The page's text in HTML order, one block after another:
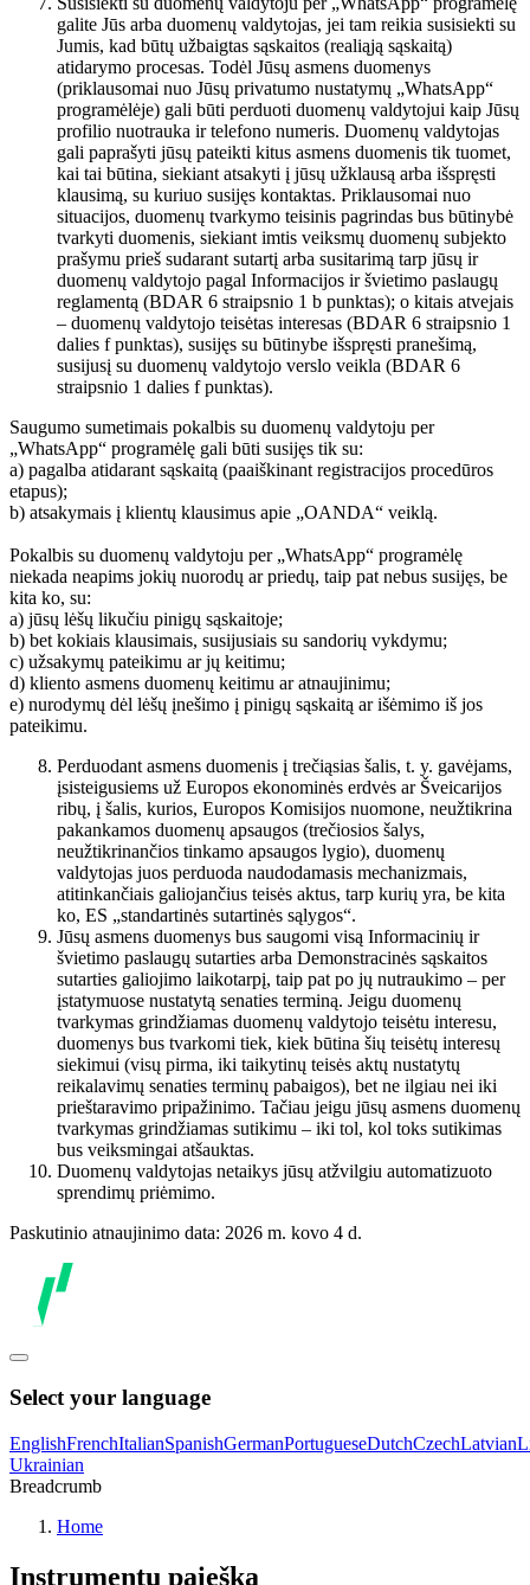
galite Jūs arba duomenų valdytojas, jei tam reikia susisiekti su
Jumis, kad būtų užbaigtas sąskaitos (realiąją sąskaitą)
atidarymo procesas. Todėl Jūsų asmens duomenys
(priklausomai nuo Jūsų privatumo nustatymų „WhatsApp“
programėlėje) gali būti perduoti duomenų valdytojui kaip Jūsų
profilio nuotrauka ir telefono numeris. Duomenų valdytojas
gali paprašyti jūsų pateikti kitus asmens duomenis tik tuomet,
kai tai būtina, siekiant atsakyti į jūsų užklausą arba išspręsti
klausimą, su kuriuo susijęs kontaktas. Priklausomai nuo
situacijos, duomenų tvarkymo teisinis pagrindas bus būtinybė
tvarkyti duomenis, siekiant imtis veiksmų duomenų subjekto
prašymu prieš sudarant sutartį arba susitarimą tarp jūsų ir
duomenų valdytojo pagal Informacijos ir švietimo paslaugų
reglamentą (BDAR 6 straipsnio 1 b punktas); o kitais atvejais
– duomenų valdytojo teisėtas interesas (BDAR 6 straipsnio 1
dalies f punktas), susijęs su būtinybe išspręsti pranešimą,
susijusį su duomenų valdytojo verslo veikla (BDAR 6
straipsnio 1 dalies f punktas).
Saugumo sumetimais pokalbis su duomenų valdytoju per
„WhatsApp“ programėlę gali būti susijęs tik su:
a) pagalba atidarant sąskaitą (paaiškinant registracijos procedūros
etapus);
b) atsakymais į klientų klausimus apie „OANDA“ veiklą.
Pokalbis su duomenų valdytoju per „WhatsApp“ programėlę
niekada neapims jokių nuorodų ar priedų, taip pat nebus susijęs, be
kita ko, su:
a) jūsų lėšų likučiu pinigų sąskaitoje;
b) bet kokiais klausimais, susijusiais su sandorių vykdymu;
c) užsakymų pateikimu ar jų keitimu;
d) kliento asmens duomenų keitimu ar atnaujinimu;
e) nurodymų dėl lėšų įnešimo į pinigų sąskaitą ar išėmimo iš jos
pateikimu.
Perduodant asmens duomenis į trečiąsias šalis, t. y. gavėjams,
įsisteigusiems už Europos ekonominės erdvės ar Šveicarijos
ribų, į šalis, kurios, Europos Komisijos nuomone, neužtikrina
pakankamos duomenų apsaugos (trečiosios šalys,
neužtikrinančios tinkamo apsaugos lygio), duomenų
valdytojas juos perduoda naudodamasis mechanizmais,
atitinkančiais galiojančius teisės aktus, tarp kurių yra, be kita
ko, ES „standartinės sutartinės sąlygos“.
Jūsų asmens duomenys bus saugomi visą Informacinių ir
švietimo paslaugų sutarties arba Demonstracinės sąskaitos
sutarties galiojimo laikotarpį, taip pat po jų nutraukimo – per
įstatymuose nustatytą senaties terminą. Jeigu duomenų
tvarkymas grindžiamas duomenų valdytojo teisėtu interesu,
duomenys bus tvarkomi tiek, kiek būtina šių teisėtų interesų
siekimui (visų pirma, iki taikytinų teisės aktų nustatytų
reikalavimų senaties terminų pabaigos), bet ne ilgiau nei iki
prieštaravimo pripažinimo. Tačiau jeigu jūsų asmens duomenų
tvarkymas grindžiamas sutikimu – iki tol, kol toks sutikimas
bus veiksmingai atšauktas.
Duomenų valdytojas netaikys jūsų atžvilgiu automatizuoto
sprendimų priėmimo.
Paskutinio atnaujinimo data: 2026 m. kovo 4 d.
Select your language
EnglishFrenchItalianSpanishGermanPortugueseDutchCzechLatvian
Ukrainian
Breadcrumb
Home
Instrumentų paieška